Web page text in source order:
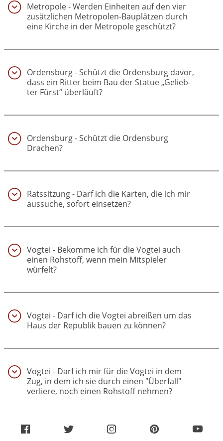
Metropole - Werden Einheiten auf den vier
zusätzlichen Metropolen-Bauplätzen durch
eine Kirche in der Metropole geschützt?
Ordensburg - Schützt die Ordensburg davor,
dass ein Ritter beim Bau der Statue „Gelieb­
ter Fürst“ überläuft?
Ordensburg - Schützt die Ordensburg
Drachen?
Ratssitzung - Darf ich die Karten, die ich mir
aussuche, sofort einsetzen?
Vogtei - Bekomme ich für die Vogtei auch
einen Rohstoff, wenn mein Mitspieler
würfelt?
Vogtei - Darf ich die Vogtei abreißen um das
Haus der Republik bauen zu können?
Vogtei - Darf ich mir für die Vogtei in dem
Zug, in dem ich sie durch einen "Überfall"
verliere, noch einen Rohstoff nehmen?